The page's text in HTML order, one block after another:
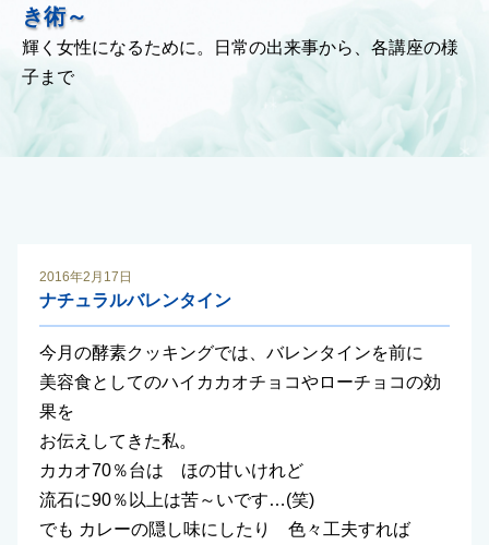
き術～
輝く女性になるために。日常の出来事から、各講座の様
子まで
2016年2月17日
ナチュラルバレンタイン
今月の酵素クッキングでは、バレンタインを前に
美容食としてのハイカカオチョコやローチョコの効
果を
お伝えしてきた私。
カカオ70％台は ほの甘いけれど
流石に90％以上は苦～いです…(笑)
でも カレーの隠し味にしたり 色々工夫すれば